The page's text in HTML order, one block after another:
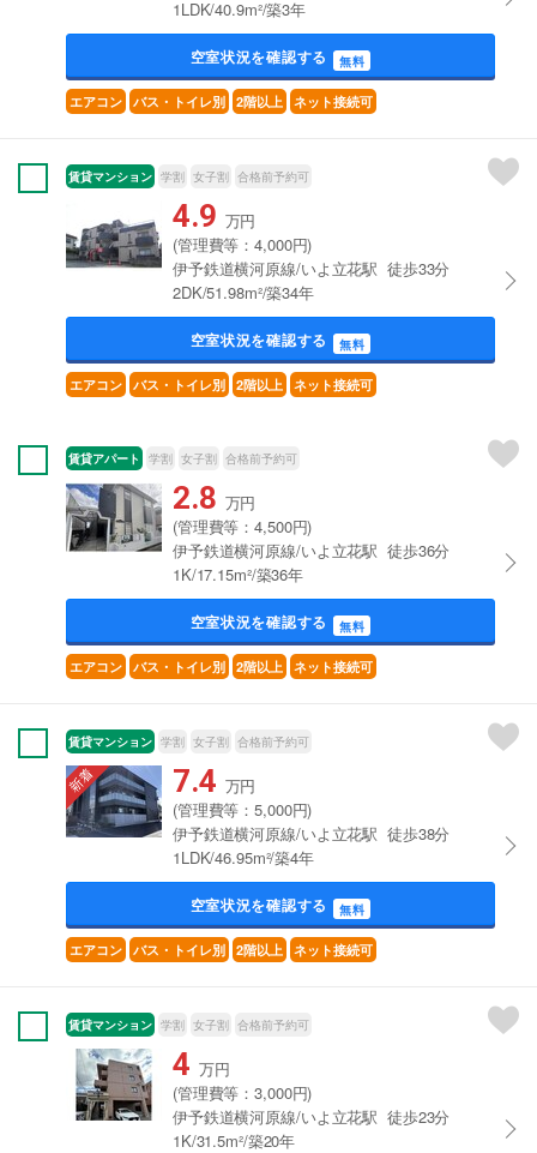
1LDK/40.9m²/築3年
空室状況を確認する 無料
エアコン バス・トイレ別 2階以上 ネット接続可
賃貸マンション 学割 女子割 合格前予約可
4.9 万円
(管理費等：4,000円)
伊予鉄道横河原線/いよ立花駅 徒歩33分
2DK/51.98m²/築34年
空室状況を確認する 無料
エアコン バス・トイレ別 2階以上 ネット接続可
賃貸アパート 学割 女子割 合格前予約可
2.8 万円
(管理費等：4,500円)
伊予鉄道横河原線/いよ立花駅 徒歩36分
1K/17.15m²/築36年
空室状況を確認する 無料
エアコン バス・トイレ別 2階以上 ネット接続可
賃貸マンション 学割 女子割 合格前予約可
7.4 万円
(管理費等：5,000円)
伊予鉄道横河原線/いよ立花駅 徒歩38分
1LDK/46.95m²/築4年
空室状況を確認する 無料
エアコン バス・トイレ別 2階以上 ネット接続可
賃貸マンション 学割 女子割 合格前予約可
4 万円
(管理費等：3,000円)
伊予鉄道横河原線/いよ立花駅 徒歩23分
1K/31.5m²/築20年